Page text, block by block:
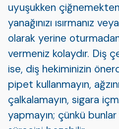
uyuşukken çiğnemekten
yanağınızı ısırmanız
olarak yerine
vermeniz kolaydır. Diş
ise, diş hekiminizin
pipet kullanmayın,
çalkalamayın, sigara
yapmayın; çünkü